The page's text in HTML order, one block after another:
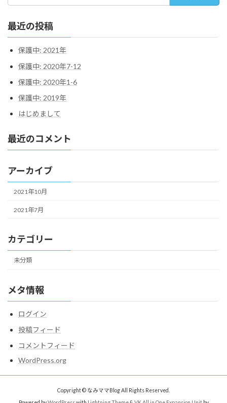
最近の投稿
保護中: 2021年
保護中: 2020年7-12
保護中: 2020年1-6
保護中: 2019年
はじめまして
最近のコメント
アーカイブ
2021年10月
2021年7月
カテゴリー
未分類
メタ情報
ログイン
投稿フィード
コメントフィード
WordPress.org
Copyright © なみママBlog All Rights Reserved.